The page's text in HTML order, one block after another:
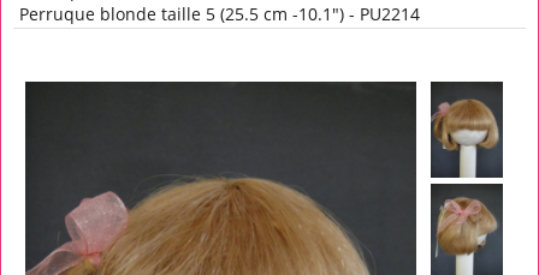
Perruque blonde taille 5 (25.5 cm -10.1") - PU2214